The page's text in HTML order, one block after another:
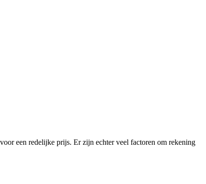
een redelijke prijs. Er zijn echter veel factoren om rekening